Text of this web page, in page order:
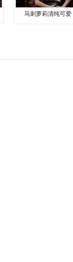
马刺萝莉清纯可爱